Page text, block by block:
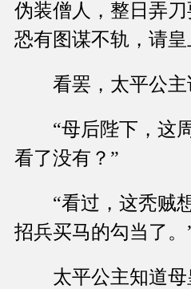
伪装僧人，整日弄刀
恐有图谋不轨，请皇
看罢，太平公主
“母后陛下，这周
看了没有？”
“看过，这秃贼想
招兵买马的勾当了。
太平公主知道母